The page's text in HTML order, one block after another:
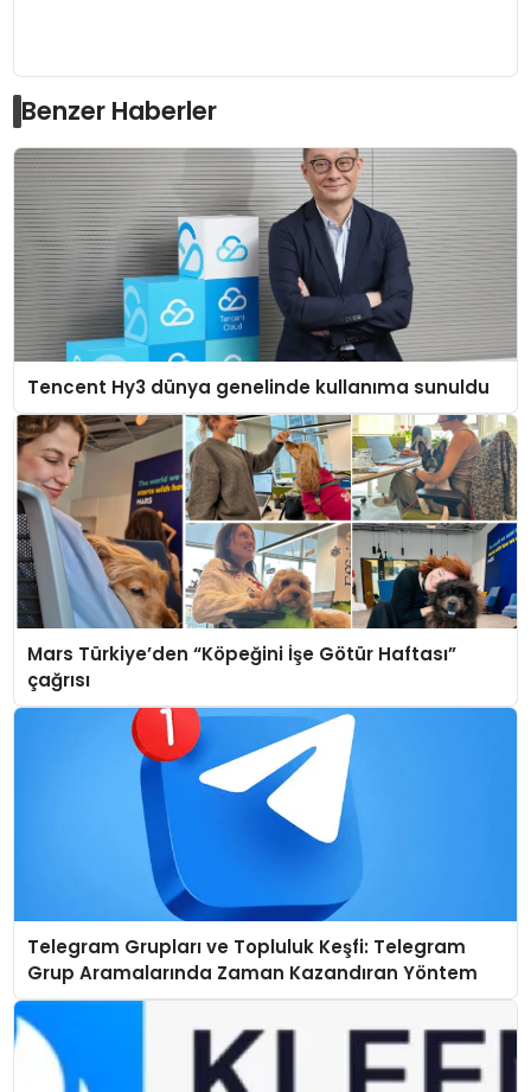
Benzer Haberler
Tencent Hy3 dünya genelinde kullanıma sunuldu
Mars Türkiye’den “Köpeğini İşe Götür Haftası”
çağrısı
Telegram Grupları ve Topluluk Keşfi: Telegram
Grup Aramalarında Zaman Kazandıran Yöntem